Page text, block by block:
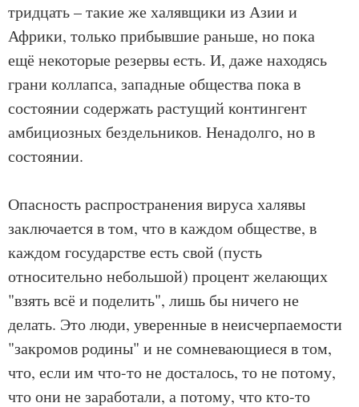
тридцать – такие же халявщики из Азии и
Африки, только прибывшие раньше, но пока
ещё некоторые резервы есть. И, даже находясь
грани коллапса, западные общества пока в
состоянии содержать растущий контингент
амбициозных бездельников. Ненадолго, но в
состоянии.
Опасность распространения вируса халявы
заключается в том, что в каждом обществе, в
каждом государстве есть свой (пусть
относительно небольшой) процент желающих
"взять всё и поделить", лишь бы ничего не
делать. Это люди, уверенные в неисчерпаемости
"закромов родины" и не сомневающиеся в том,
что, если им что-то не досталось, то не потому,
что они не заработали, а потому, что кто-то